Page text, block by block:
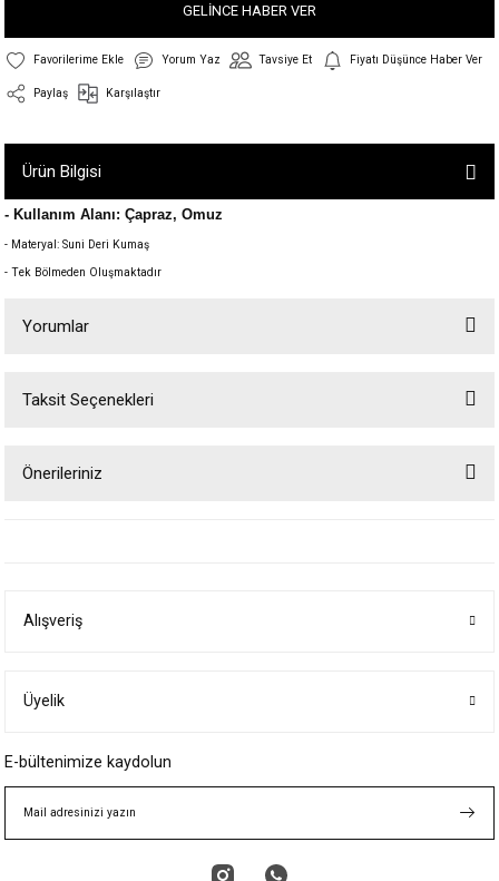
GELİNCE HABER VER
Yorum Yaz Tavsiye Et Fiyatı Düşünce Haber Ver
Paylaş Karşılaştır
Ürün Bilgisi
- Kullanım Alanı: Çapraz, Omuz
- Materyal: Suni Deri Kumaş
- Tek Bölmeden Oluşmaktadır
Yorumlar
Taksit Seçenekleri
Önerileriniz
Ürün bilgilerinde hatalar bulunuyor.
Bu ürüne benzer farklı alternatifler olmalı.
Alışveriş
Üyelik
E-bültenimize kaydolun